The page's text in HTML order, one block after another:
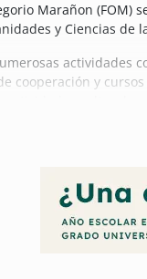
Marañon
y Ciencias de
actividades
cooperación y
lo relacionado